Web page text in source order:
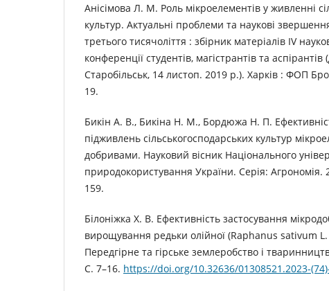
Анісімова Л. М. Роль мікроелементів у живленні
культур. Актуальні проблеми та наукові
третього тисячоліття : збірник матеріалів IV
конференції студентів, магістрантів та аспірантів
Старобільськ, 14 листоп. 2019 р.). Харків : ФОП
19.
Бикін А. В., Бикіна Н. М., Бордюжа Н. П.
підживлень сільськогосподарських культур
добривами. Науковий вісник Національного
природокористування України. Серія:
159.
Білоніжка Х. В. Ефективність застосування
вирощування редьки олійної (Raphanus sativum
Передгірне та гірське землеробство і
С. 7–16. https://doi.org/10.32636/01308521.2023-